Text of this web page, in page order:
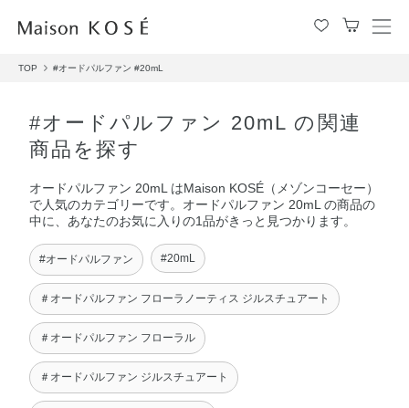
メ
TOP #オードパルファン #20mL
#オードパルファン 20mL の関連
商品を探す
オードパルファン 20mL はMaison KOSÉ（メゾンコーセー）
で人気のカテゴリーです。オードパルファン 20mL の商品の
中に、あなたのお気に入りの1品がきっと見つかります。
#オードパルファン #20mL
＃オードパルファン フローラノーティス ジルスチュアート
＃オードパルファン フローラル
＃オードパルファン ジルスチュアート